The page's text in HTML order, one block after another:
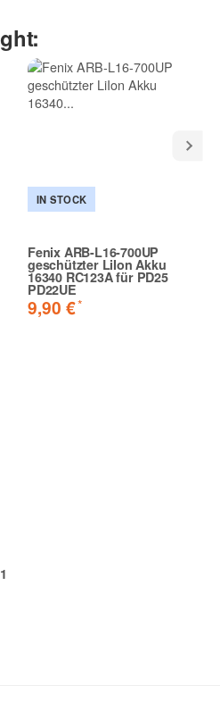
IN STOCK
Fenix ARB-L16-700UP
geschützter LiIon Akku
16340 RC123A für PD25
PD22UE
9,90 €*